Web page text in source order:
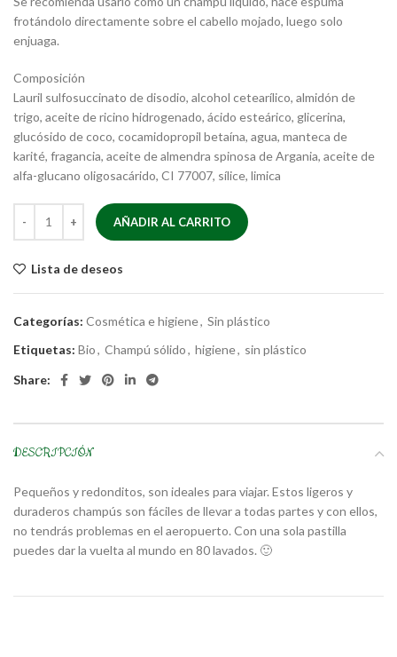
frotándolo directamente sobre el cabello mojado, luego solo
enjuaga.
Composición
Lauril sulfosuccinato de disodio, alcohol cetearílico, almidón de
trigo, aceite de ricino hidrogenado, ácido esteárico, glicerina,
glucósido de coco, cocamidopropil betaína, agua, manteca de
karité, fragancia, aceite de almendra spinosa de Argania, aceite de
alfa-glucano oligosacárido, CI 77007, sílice, limica
AÑADIR AL CARRITO
Lista de deseos
Categorías: Cosmética e higiene, Sin plástico
Etiquetas: Bio, Champú sólido, higiene, sin plástico
Share:
DESCRIPCIÓN
Pequeños y redonditos, son ideales para viajar. Estos ligeros y
duraderos champús son fáciles de llevar a todas partes y con ellos,
no tendrás problemas en el aeropuerto. Con una sola pastilla
puedes dar la vuelta al mundo en 80 lavados. 🙂